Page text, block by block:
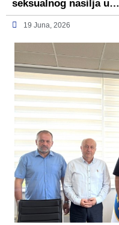
seksualnog nasilja u…
19 Juna, 2026